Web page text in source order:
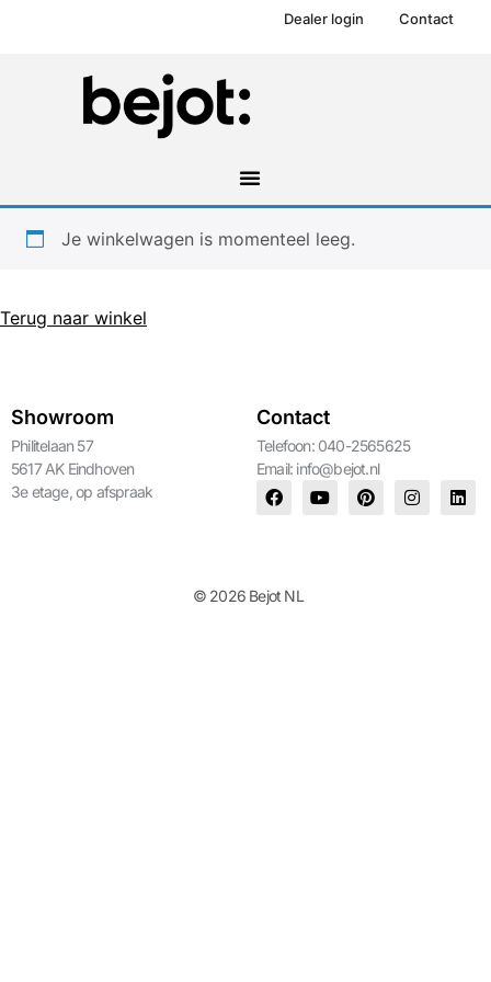
Dealer login Contact
Je winkelwagen is momenteel leeg.
Terug naar winkel
Showroom
Philitelaan 57
5617 AK Eindhoven
3e etage, op afspraak
Contact
Telefoon: 040-2565625
Email: info@bejot.nl
© 2026 Bejot NL